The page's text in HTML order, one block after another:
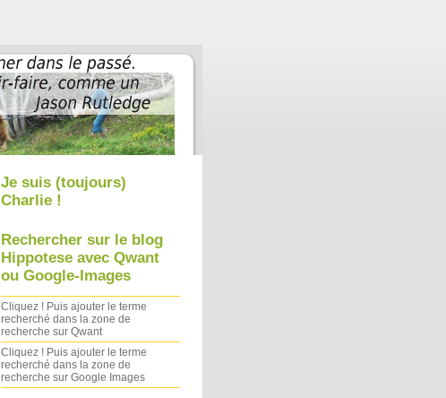
Je suis (toujours)
Charlie !
Rechercher sur le blog
Hippotese avec Qwant
ou Google-Images
Cliquez ! Puis ajouter le terme
recherché dans la zone de
recherche sur Qwant
Cliquez ! Puis ajouter le terme
recherché dans la zone de
recherche sur Google Images